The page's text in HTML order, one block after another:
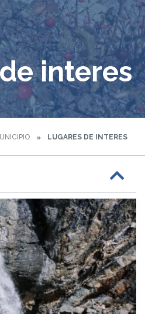
interes
LUGARES DE INTERES